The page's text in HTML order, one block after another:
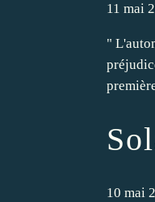
11 mai
"
10 mai